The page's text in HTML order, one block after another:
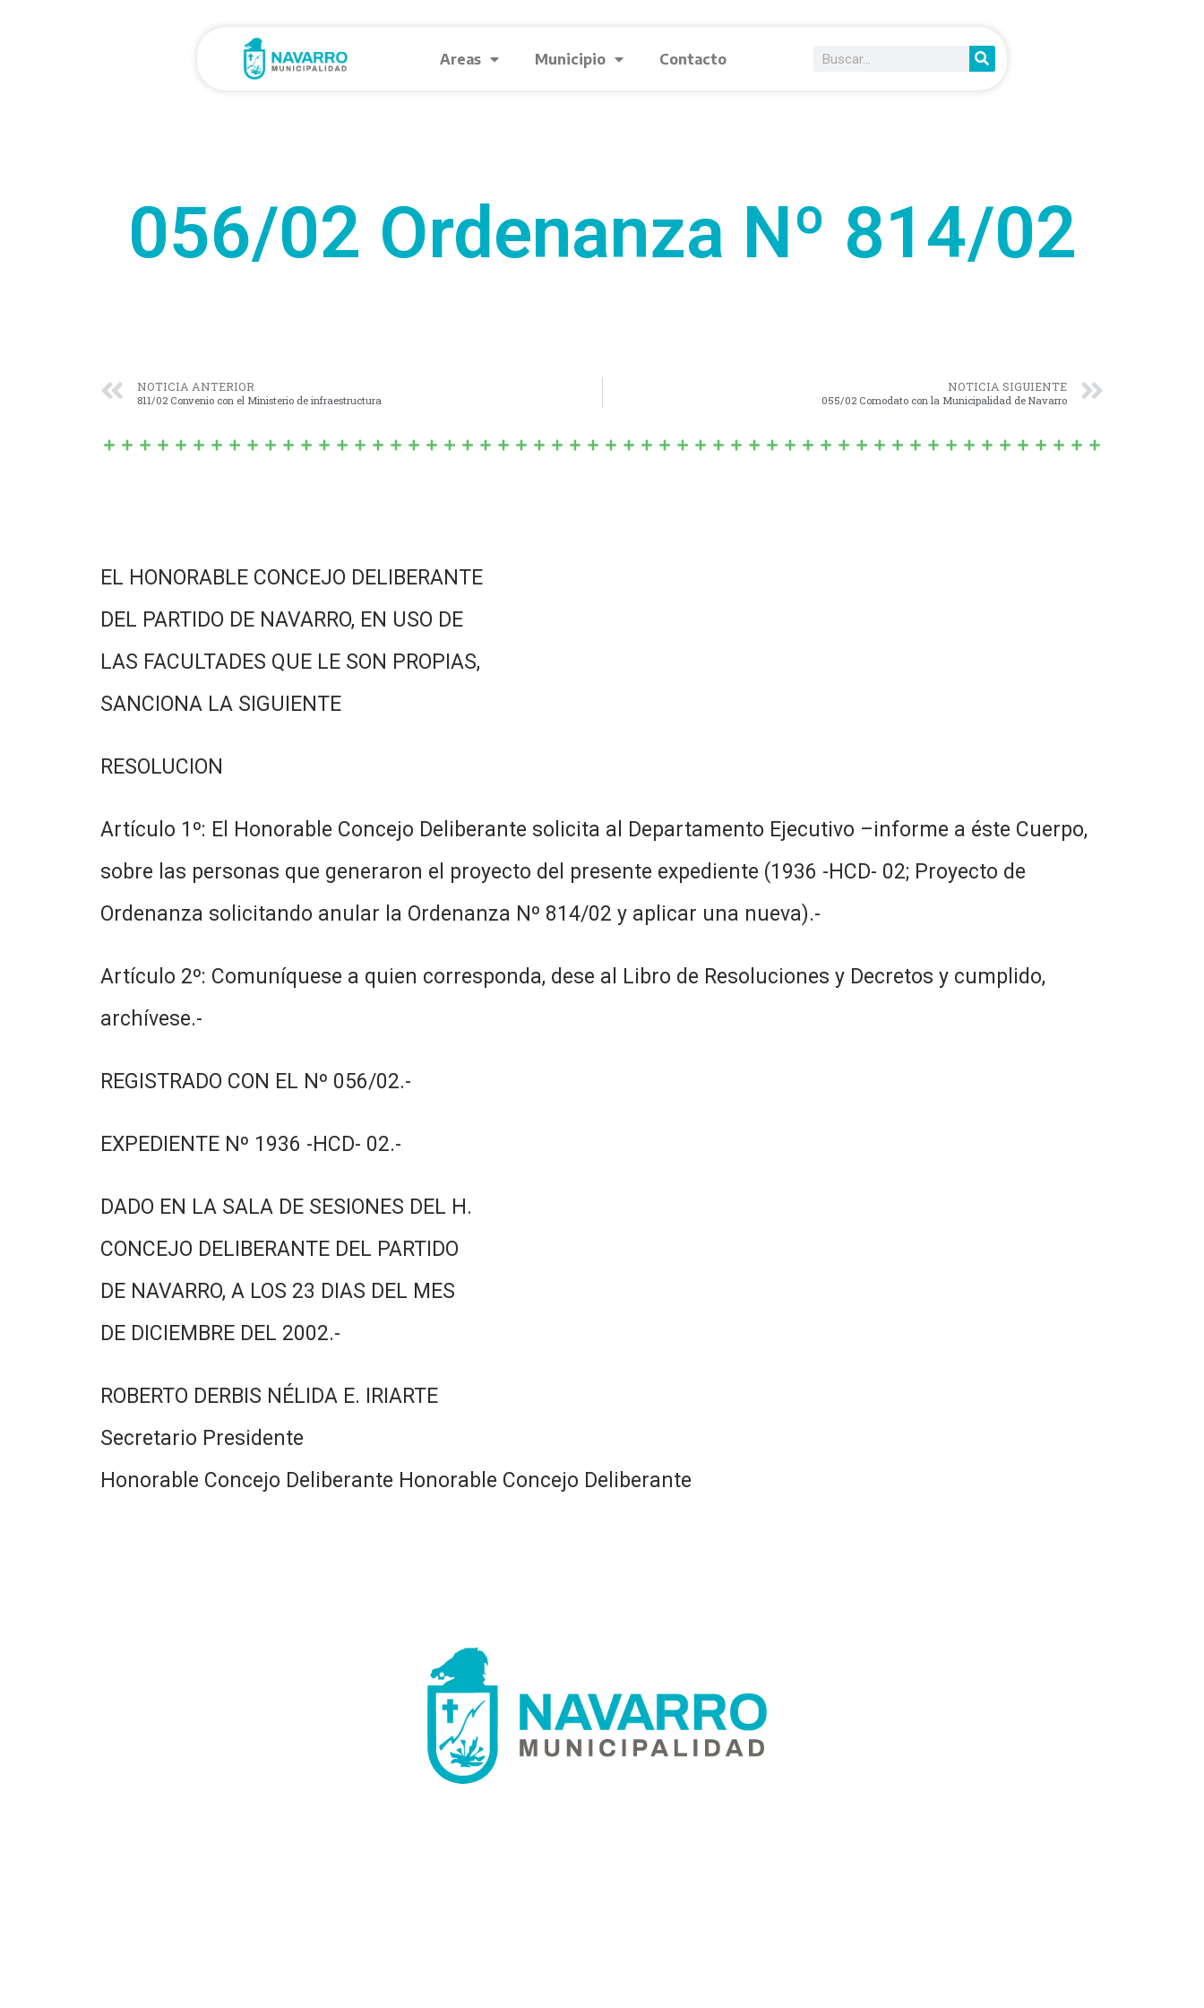
Areas Municipio Contacto
056/02 Ordenanza Nº 814/02
NOTICIA ANTERIOR
811/02 Convenio con el Ministerio de infraestructura
NOTICIA SIGUIENTE
055/02 Comodato con la Municipalidad de Navarro
EL HONORABLE CONCEJO DELIBERANTE
DEL PARTIDO DE NAVARRO, EN USO DE
LAS FACULTADES QUE LE SON PROPIAS,
SANCIONA LA SIGUIENTE
RESOLUCION
Artículo 1º: El Honorable Concejo Deliberante solicita al Departamento Ejecutivo –informe a éste Cuerpo,
sobre las personas que generaron el proyecto del presente expediente (1936 -HCD- 02; Proyecto de
Ordenanza solicitando anular la Ordenanza Nº 814/02 y aplicar una nueva).-
Artículo 2º: Comuníquese a quien corresponda, dese al Libro de Resoluciones y Decretos y cumplido,
archívese.-
REGISTRADO CON EL Nº 056/02.-
EXPEDIENTE Nº 1936 -HCD- 02.-
DADO EN LA SALA DE SESIONES DEL H.
CONCEJO DELIBERANTE DEL PARTIDO
DE NAVARRO, A LOS 23 DIAS DEL MES
DE DICIEMBRE DEL 2002.-
ROBERTO DERBIS NÉLIDA E. IRIARTE
Secretario Presidente
Honorable Concejo Deliberante Honorable Concejo Deliberante